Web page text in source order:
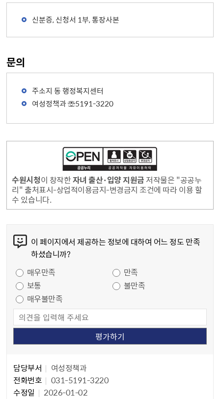
신분증, 신청서 1부, 통장사본
문의
주소지 동 행정복지센터
여성정책과 ☏5191-3220
수원시청이 창작한자녀 출산·입양 지원금 저작물은 "공공누
리" 출처표시-상업적이용금지-변경금지 조건에 따라 이용 할
수 있습니다.
이 페이지에서 제공하는 정보에 대하여 어느 정도 만족
하셨습니까?
매우만족
만족
보통
불만족
매우불만족
담당부서
여성정책과
전화번호
031-5191-3220
수정일
2026-01-02